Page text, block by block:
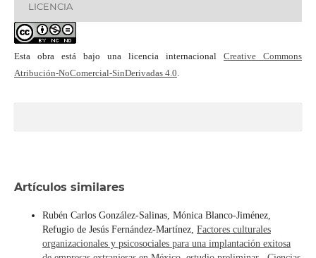
LICENCIA
Esta obra está bajo una licencia internacionalCreative Commons
Atribución-NoComercial-SinDerivadas 4.0
Artículos similares
Rubén Carlos González-Salinas, Mónica Blanco-Jiménez,
Refugio de Jesús Fernández-Martínez, Factores culturales
organizacionales y psicosociales para una implantación exitosa